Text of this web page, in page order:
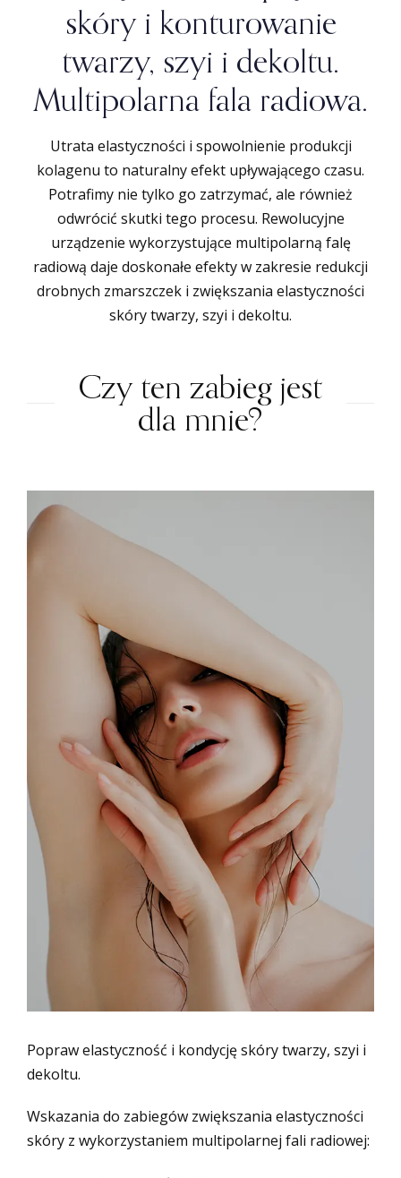
skóry i konturowanie
twarzy, szyi i dekoltu.
Multipolarna fala radiowa.
Utrata elastyczności i spowolnienie produkcji
kolagenu to naturalny efekt upływającego czasu.
Potrafimy nie tylko go zatrzymać, ale również
odwrócić skutki tego procesu. Rewolucyjne
urządzenie wykorzystujące multipolarną falę
radiową daje doskonałe efekty w zakresie redukcji
drobnych zmarszczek i zwiększania elastyczności
skóry twarzy, szyi i dekoltu.
Czy ten zabieg jest
dla mnie?
Popraw elastyczność i kondycję skóry twarzy, szyi i
dekoltu.
Wskazania do zabiegów zwiększania elastyczności
skóry z wykorzystaniem multipolarnej fali radiowej: